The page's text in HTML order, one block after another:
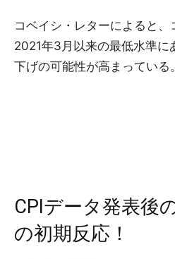
コベイシ・レターによると、
2021年3月以来の最低水準に
下げの可能性が高まっている。
CPIデータ発表後
の初期反応！